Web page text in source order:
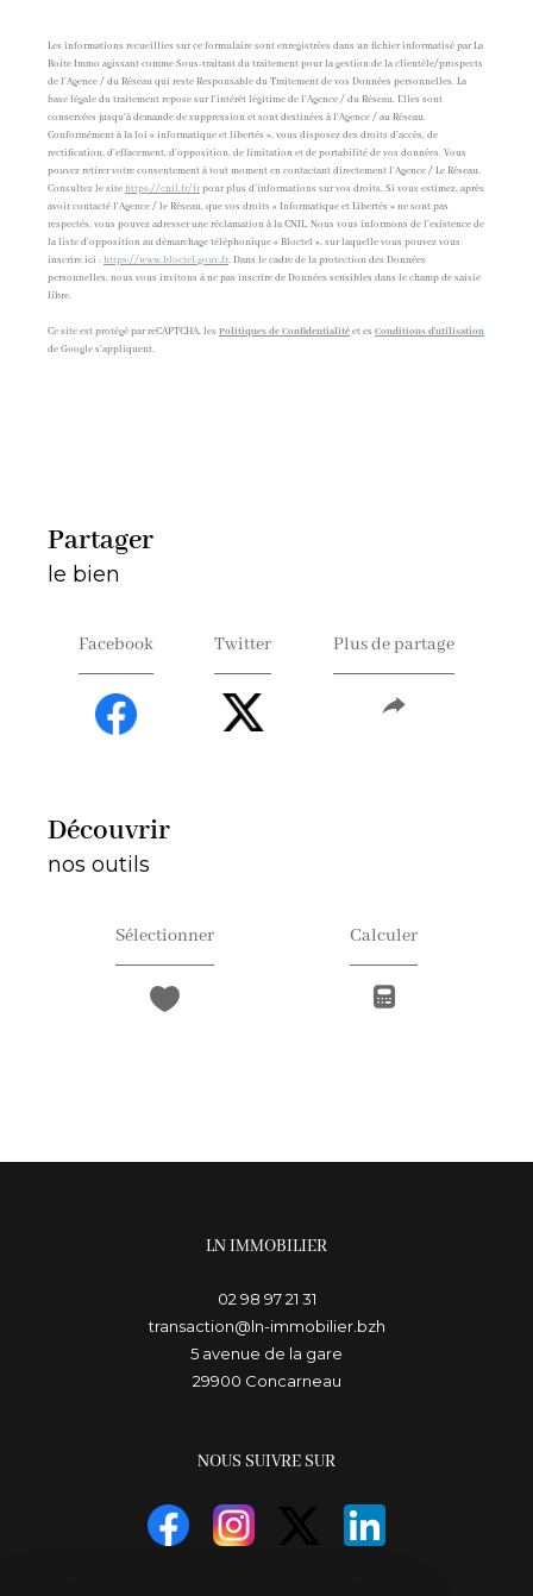
Les informations recueillies sur ce formulaire sont enregistrées dans un fichier informatisé par La
Boite Immo agissant comme Sous-traitant du traitement pour la gestion de la clientèle/prospects
de l'Agence / du Réseau qui reste Responsable du Traitement de vos Données personnelles. La
base légale du traitement repose sur l'intérêt légitime de l'Agence / du Réseau. Elles sont
conservées jusqu'à demande de suppression et sont destinées à l'Agence / au Réseau.
Conformément à la loi « informatique et libertés », vous disposez des droits d’accès, de
rectification, d’effacement, d’opposition, de limitation et de portabilité de vos données. Vous
pouvez retirer votre consentement à tout moment en contactant directement l’Agence / Le Réseau.
Consultez le sitehttps://cnil.fr/frpour plus d’informations sur vos droits. Si vous estimez, après
avoir contacté l'Agence / le Réseau, que vos droits « Informatique et Libertés » ne sont pas
respectés, vous pouvez adresser une réclamation à la CNIL. Nous vous informons de l’existence de
la liste d'opposition au démarchage téléphonique « Bloctel », sur laquelle vous pouvez vous
inscrire ici :https://www.bloctel.gouv.fr. Dans le cadre de la protection des Données
personnelles, nous vous invitons à ne pas inscrire de Données sensibles dans le champ de saisie
libre.
Ce site est protégé par reCAPTCHA, les Politiques de Confidentialitéet es Conditions d'utilisation
de Google s'appliquent.
partager
le bien
Facebook Twitter Plus de partage
découvrir
nos outils
Sélectionner Calculer
LN IMMOBILIER
02 98 97 21 31
transaction@ln-immobilier.bzh
5 avenue de la gare
29900
concarneau
NOUS SUIVRE SUR